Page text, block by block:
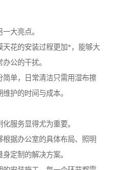
大亮点。
天花的安装过程更加*，能够大
公的干扰。
简单，日常清洁只需用湿布擦
护的时间与成本。
服务显得尤为重要。
据办公室的具体布局、照明
定制的解决方案。